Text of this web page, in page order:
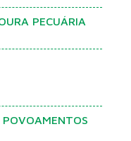
PECUÁRIA